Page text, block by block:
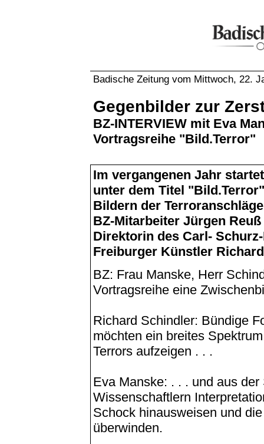
Badische Zeitung vom Mittwoch, 22.
Gegenbilder zur
BZ-INTERVIEW mit Eva
Vortragsreihe "Bild.Terror"
Im vergangenen Jahr
unter dem Titel
Bildern der
BZ-Mitarbeiter Jürgen
Direktorin des Carl-
Freiburger Künstler
BZ: Frau Manske, Herr
Vortragsreihe eine
Richard Schindler: Bündige
möchten ein breites
Terrors aufzeigen . . .
Eva Manske: . . . und aus
Wissenschaftlern
Schock hinausweisen und
überwinden.